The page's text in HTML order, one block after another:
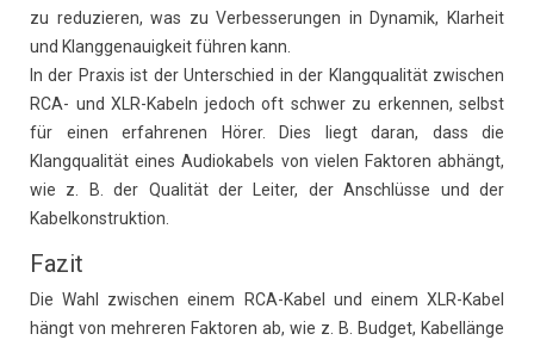
zu reduzieren, was zu Verbesserungen in Dynamik, Klarheit
und Klanggenauigkeit führen kann.
In der Praxis ist der Unterschied in der Klangqualität zwischen
RCA- und XLR-Kabeln jedoch oft schwer zu erkennen, selbst
für einen erfahrenen Hörer. Dies liegt daran, dass die
Klangqualität eines Audiokabels von vielen Faktoren abhängt,
wie z. B. der Qualität der Leiter, der Anschlüsse und der
Kabelkonstruktion.
Fazit
Die Wahl zwischen einem RCA-Kabel und einem XLR-Kabel
hängt von mehreren Faktoren ab, wie z. B. Budget, Kabellänge